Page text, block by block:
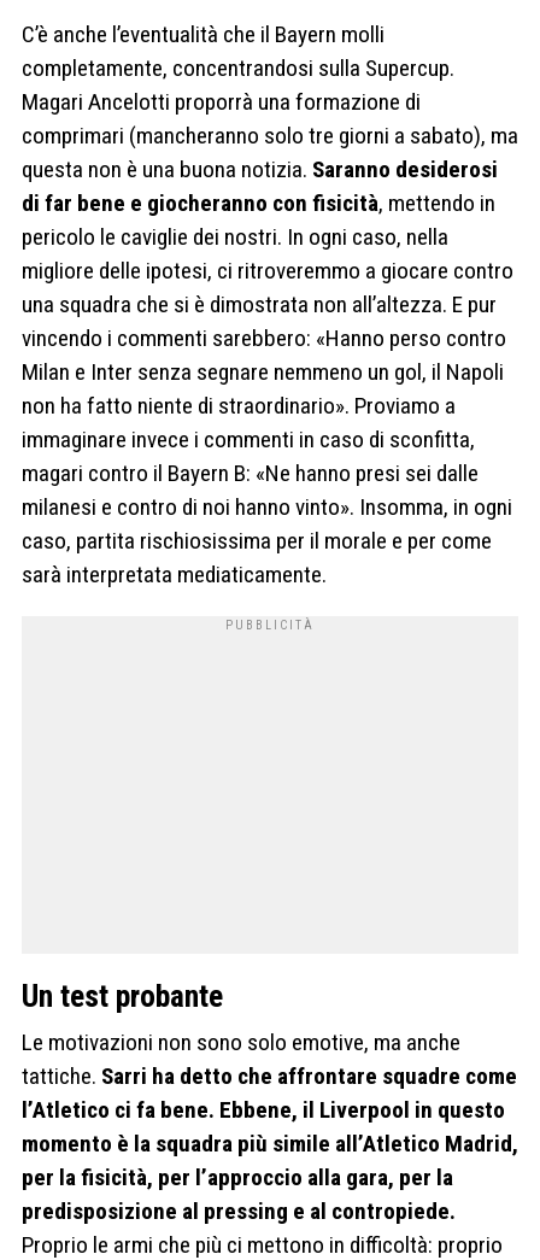
C’è anche l’eventualità che il Bayern molli
completamente, concentrandosi sulla Supercup.
Magari Ancelotti proporrà una formazione di
comprimari (mancheranno solo tre giorni a sabato), ma
questa non è una buona notizia. Saranno desiderosi
di far bene e giocheranno con fisicità, mettendo in
pericolo le caviglie dei nostri. In ogni caso, nella
migliore delle ipotesi, ci ritroveremmo a giocare contro
una squadra che si è dimostrata non all’altezza. E pur
vincendo i commenti sarebbero: «Hanno perso contro
Milan e Inter senza segnare nemmeno un gol, il Napoli
non ha fatto niente di straordinario». Proviamo a
immaginare invece i commenti in caso di sconfitta,
magari contro il Bayern B: «Ne hanno presi sei dalle
milanesi e contro di noi hanno vinto». Insomma, in ogni
caso, partita rischiosissima per il morale e per come
sarà interpretata mediaticamente.
Un test probante
Le motivazioni non sono solo emotive, ma anche
tattiche. Sarri ha detto che affrontare squadre come
l’Atletico ci fa bene. Ebbene, il Liverpool in questo
momento è la squadra più simile all’Atletico Madrid,
per la fisicità, per l’approccio alla gara, per la
predisposizione al pressing e al contropiede.
Proprio le armi che più ci mettono in difficoltà: proprio